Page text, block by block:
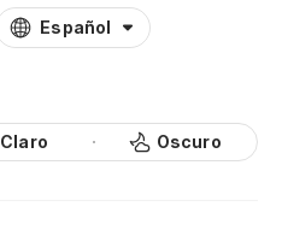
Español
Claro Oscuro